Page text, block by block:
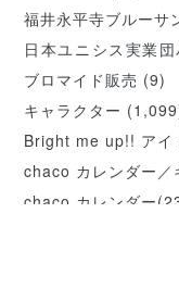
福井永平寺ブルー
日本ユニシス実業
ブロマイド販売 (9)
キャラクター
Bright me up!! アイ
chaco カレンダー／
chaco カレンダー